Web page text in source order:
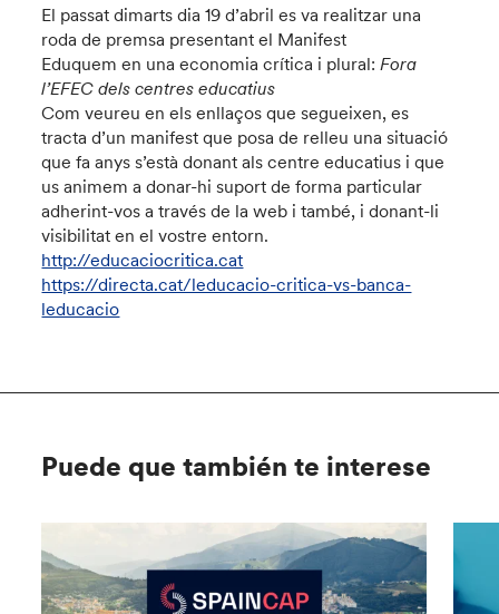
El passat dimarts dia 19 d’abril es va realitzar una
roda de premsa presentant el Manifest
Eduquem en una economia crítica i plural:Fora
l’EFEC dels centres educatius
Com veureu en els enllaços que segueixen, es
tracta d’un manifest que posa de relleu una situació
que fa anys s’està donant als centre educatius i que
us animem a donar-hi suport de forma particular
adherint-vos a través de la web i també, i donant-li
visibilitat en el vostre entorn.
http://educaciocritica.cat
https://directa.cat/leducacio-critica-vs-banca-
leducacio
Puede que también te interese